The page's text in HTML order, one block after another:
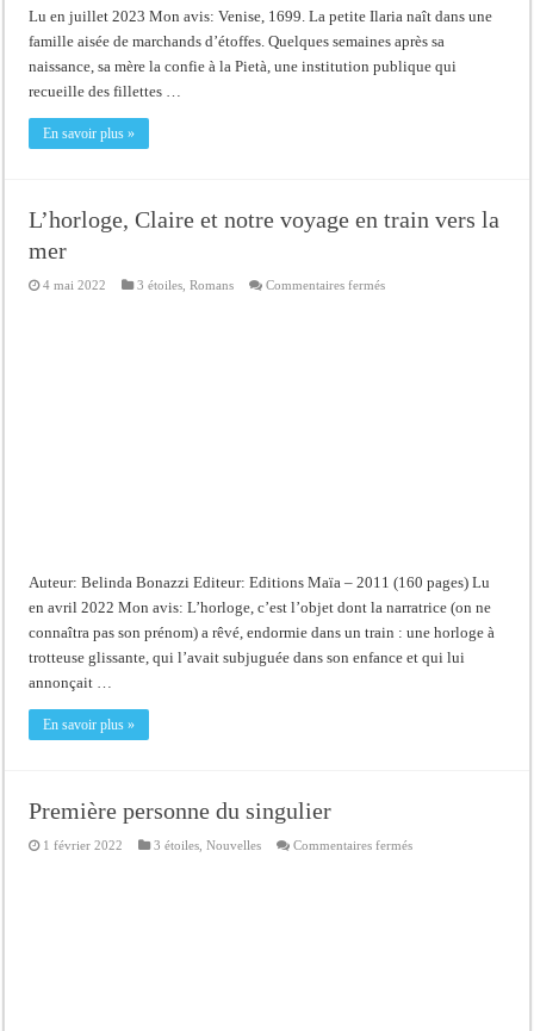
Lu en juillet 2023 Mon avis: Venise, 1699. La petite Ilaria naît dans une
famille aisée de marchands d’étoffes. Quelques semaines après sa
naissance, sa mère la confie à la Pietà, une institution publique qui
recueille des fillettes …
En savoir plus »
L’horloge, Claire et notre voyage en train vers la
mer
4 mai 2022 3 étoiles ,Romans Commentaires ferméssur
Auteur: Belinda Bonazzi Editeur: Editions Maïa – 2011 (160 pages) Lu
en avril 2022 Mon avis: L’horloge, c’est l’objet dont la narratrice (on ne
connaîtra pas son prénom) a rêvé, endormie dans un train : une horloge à
trotteuse glissante, qui l’avait subjuguée dans son enfance et qui lui
annonçait …
En savoir plus »
Première personne du singulier
1 février 2022 3 étoiles ,Nouvelles Commentaires ferméssur